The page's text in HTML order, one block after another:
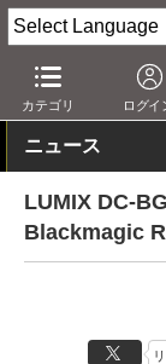
カテゴリ ログイ
AV Watch 製品
ニュース
LUMIX DC-
Blackmagic